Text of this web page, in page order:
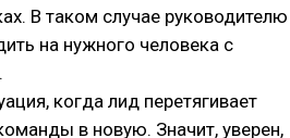
В таком случае руководителю
на нужного человека с
когда лид перетягивает
в новую. Значит, уверен,